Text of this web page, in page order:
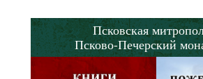
Псковская
Псково-Печерский